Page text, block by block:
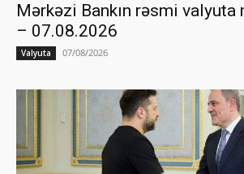
Mərkəzi Bankın rəsmi valyuta
– 07.08.2026
Valyuta 07/08/2026